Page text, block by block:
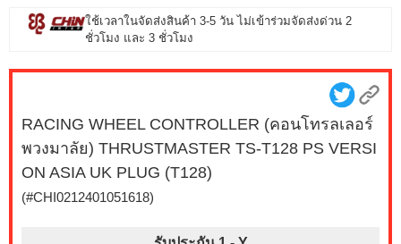
ใช้เวลาในจัดส่งสินค้า 3-5 วัน ไม่เข้าร่วมจัดส่งด่วน 2
ชั่วโมง และ 3 ชั่วโมง
RACING WHEEL CONTROLLER (คอนโทรลเลอร์
พวงมาลัย) THRUSTMASTER TS-T128 PS VERSI
ON ASIA UK PLUG (T128)
(#CHI0212401051618)